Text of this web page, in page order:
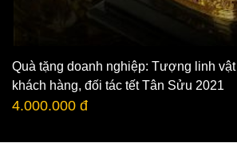
Quà tặng doanh nghiệp: Tượng linh
khách hàng, đối tác tết Tân Sửu 2021
4.000.000 đ